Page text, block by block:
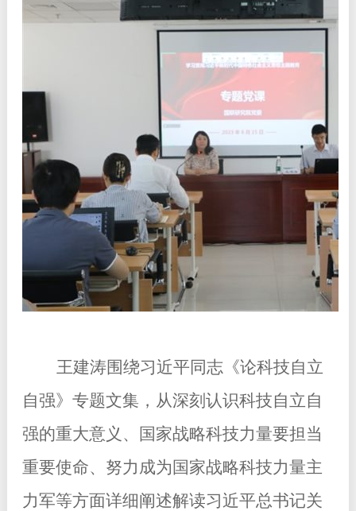
王建涛围绕习近平同志《论科技自立
自强》专题文集，从深刻认识科技自立自
强的重大意义、国家战略科技力量要担当
重要使命、努力成为国家战略科技力量主
力军等方面详细阐述解读习近平总书记关